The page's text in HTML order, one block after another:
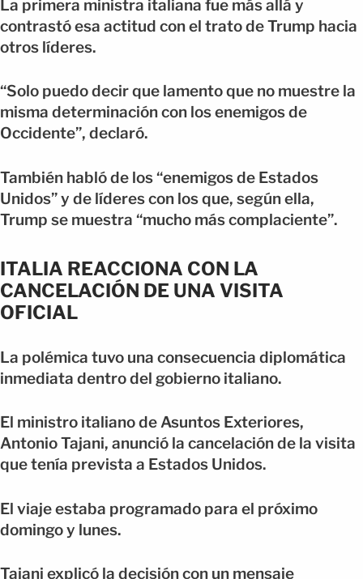
La primera ministra italiana fue más allá y
contrastó esa actitud con el trato de Trump hacia
otros líderes.
“Solo puedo decir que lamento que no muestre la
misma determinación con los enemigos de
Occidente”, declaró.
También habló de los “enemigos de Estados
Unidos” y de líderes con los que, según ella,
Trump se muestra “mucho más complaciente”.
ITALIA REACCIONA CON LA
CANCELACIÓN DE UNA VISITA
OFICIAL
La polémica tuvo una consecuencia diplomática
inmediata dentro del gobierno italiano.
El ministro italiano de Asuntos Exteriores,
Antonio Tajani, anunció la cancelación de la visita
que tenía prevista a Estados Unidos.
El viaje estaba programado para el próximo
domingo y lunes.
Tajani explicó la decisión con un mensaje